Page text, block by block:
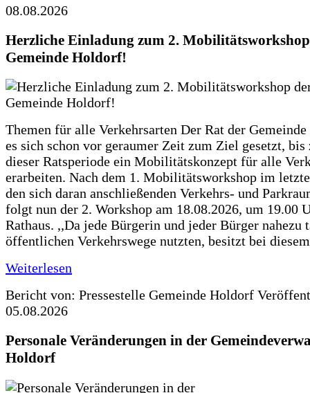
08.08.2026
Herzliche Einladung zum 2.
Gemeinde Holdorf!
Themen für alle Verkehrsarten Der Rat der
es sich schon vor geraumer Zeit zum Ziel gesetzt, bis
dieser Ratsperiode ein Mobilitätskonzept für alle
erarbeiten. Nach dem 1. Mobilitätsworkshop im
den sich daran anschließenden Verkehrs- und
folgt nun der 2. Workshop am 18.08.2026, um 19.00
Rathaus. ,,Da jede Bürgerin und jeder Bürger nahezu
öffentlichen Verkehrswege nutzten, besitzt bei
Weiterlesen
Bericht von: Pressestelle Gemeinde Holdorf
05.08.2026
Personale Veränderungen in der
Holdorf